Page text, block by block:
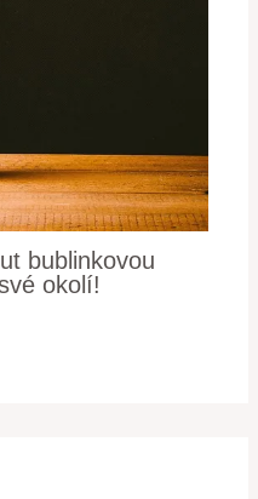
bublinkovou
okolí!